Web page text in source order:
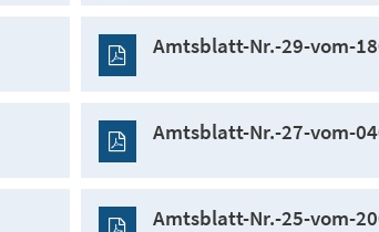
Amtsblatt-Nr.-29-vom-
Amtsblatt-Nr.-27-vom-
Amtsblatt-Nr.-25-vom-